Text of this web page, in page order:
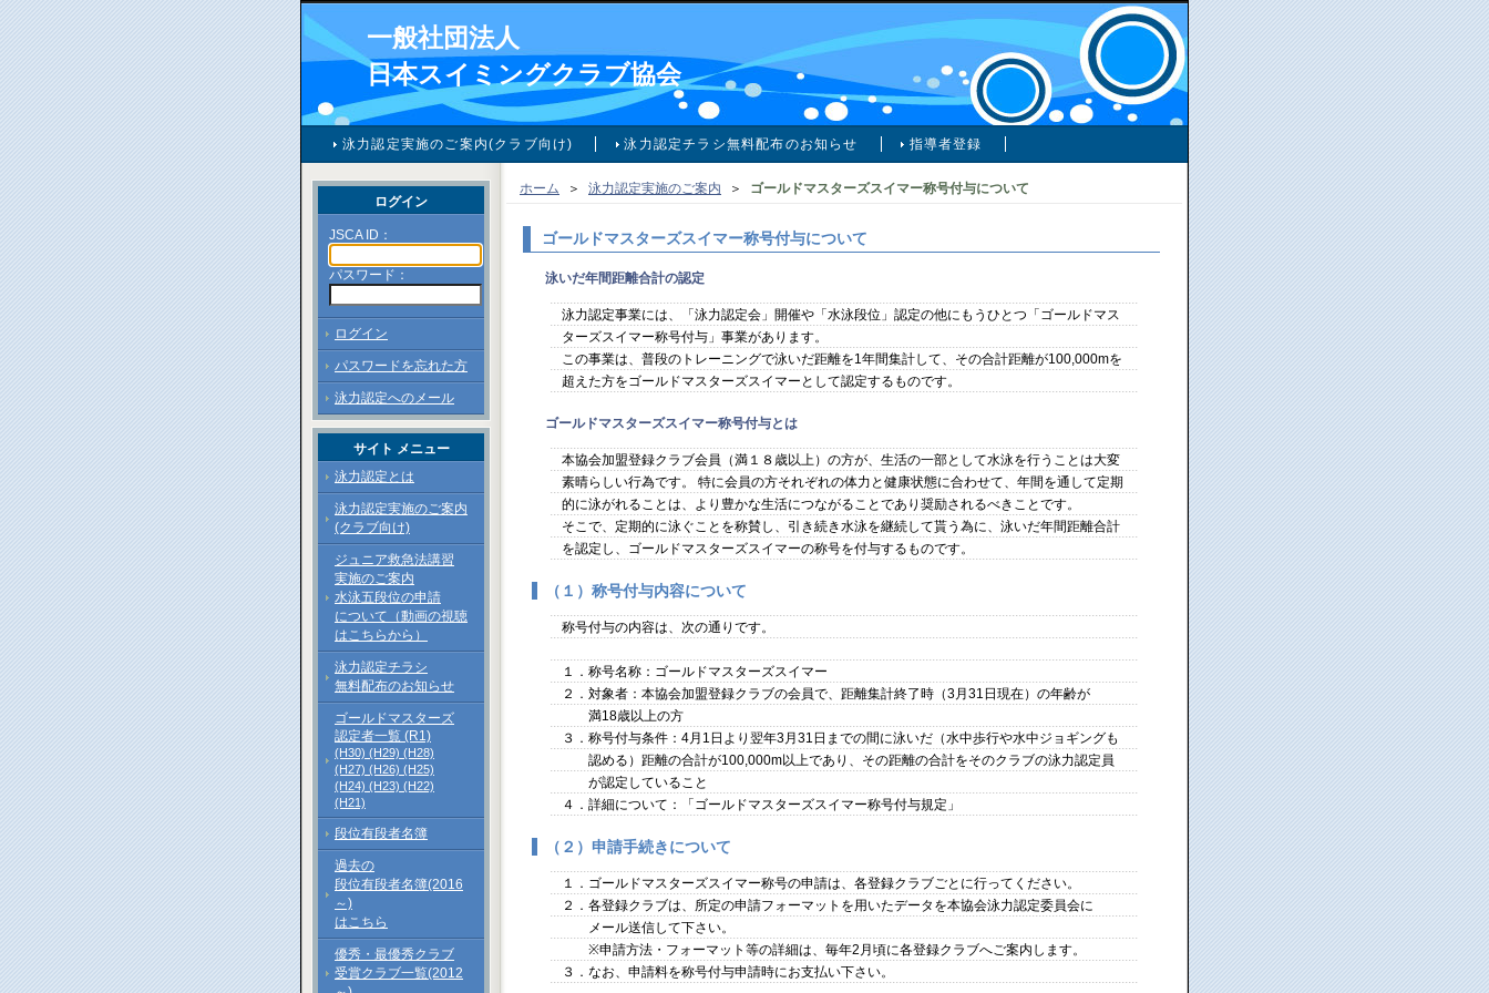
一般社団法人
日本スイミングクラブ協会
泳力認定実施のご案内(クラブ向け) 泳力認定チラシ無料配布のお知らせ 指導者登録
ホーム ＞ 泳力認定実施のご案内 ＞ ゴールドマスターズスイマー称号付与について
ゴールドマスターズスイマー称号付与について
泳いだ年間距離合計の認定
泳力認定事業には、「泳力認定会」開催や「水泳段位」認定の他にもうひとつ「ゴールドマス
ターズスイマー称号付与」事業があります。
この事業は、普段のトレーニングで泳いだ距離を1年間集計して、その合計距離が100,000mを
超えた方をゴールドマスターズスイマーとして認定するものです。
ゴールドマスターズスイマー称号付与とは
本協会加盟登録クラブ会員（満１８歳以上）の方が、生活の一部として水泳を行うことは大変
素晴らしい行為です。 特に会員の方それぞれの体力と健康状態に合わせて、年間を通して定期
的に泳がれることは、より豊かな生活につながることであり奨励されるべきことです。
そこで、定期的に泳ぐことを称賛し、引き続き水泳を継続して貰う為に、泳いだ年間距離合計
を認定し、ゴールドマスターズスイマーの称号を付与するものです。
（１）称号付与内容について
称号付与の内容は、次の通りです。
１．称号名称：ゴールドマスターズスイマー
２．対象者：本協会加盟登録クラブの会員で、距離集計終了時（3月31日現在）の年齢が
満18歳以上の方
３．称号付与条件：4月1日より翌年3月31日までの間に泳いだ（水中歩行や水中ジョギングも
認める）距離の合計が100,000m以上であり、その距離の合計をそのクラブの泳力認定員
が認定していること
４．詳細について：「ゴールドマスターズスイマー称号付与規定」
（２）申請手続きについて
１．ゴールドマスターズスイマー称号の申請は、各登録クラブごとに行ってください。
２．各登録クラブは、所定の申請フォーマットを用いたデータを本協会泳力認定委員会に
メール送信して下さい。
※申請方法・フォーマット等の詳細は、毎年2月頃に各登録クラブへご案内します。
３．なお、申請料を称号付与申請時にお支払い下さい。
ログイン
JSCA ID：
パスワード：
ログイン
パスワードを忘れた方
泳力認定へのメール
サイト メニュー
泳力認定とは
泳力認定実施のご案内
(クラブ向け)
ジュニア救急法講習
実施のご案内
水泳五段位の申請
について（動画の視聴
はこちらから）
泳力認定チラシ
無料配布のお知らせ
ゴールドマスターズ
認定者一覧 (R1)
(H30) (H29) (H28)
(H27) (H26) (H25)
(H24) (H23) (H22)
(H21)
段位有段者名簿
過去の
段位有段者名簿(2016
～)
はこちら
優秀・最優秀クラブ
受賞クラブ一覧(2012